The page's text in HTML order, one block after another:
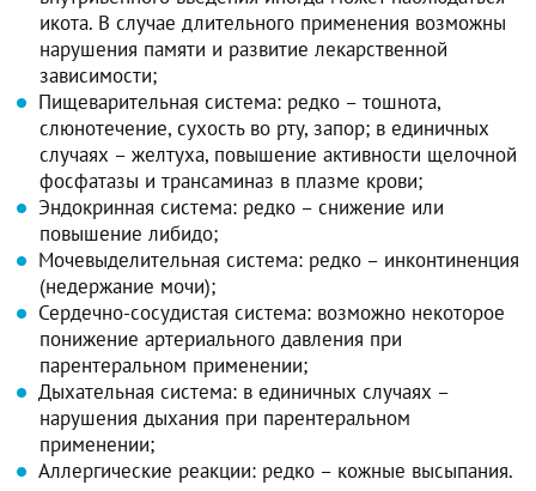
икота. В случае длительного применения возможны
нарушения памяти и развитие лекарственной
зависимости;
Пищеварительная система: редко – тошнота,
слюнотечение, сухость во рту, запор; в единичных
случаях – желтуха, повышение активности щелочной
фосфатазы и трансаминаз в плазме крови;
Эндокринная система: редко – снижение или
повышение либидо;
Мочевыделительная система: редко – инконтиненция
(недержание мочи);
Сердечно-сосудистая система: возможно некоторое
понижение артериального давления при
парентеральном применении;
Дыхательная система: в единичных случаях –
нарушения дыхания при парентеральном
применении;
Аллергические реакции: редко – кожные высыпания.